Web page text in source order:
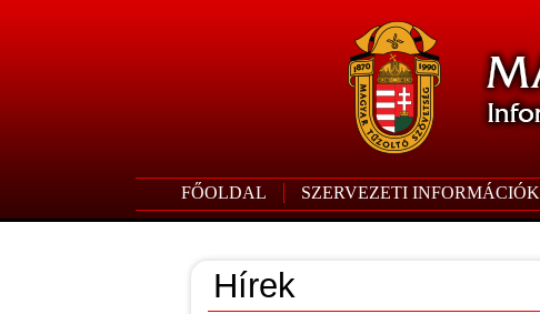
FŐOLDAL SZERVEZETI INFORMÁCIÓK
Hírek